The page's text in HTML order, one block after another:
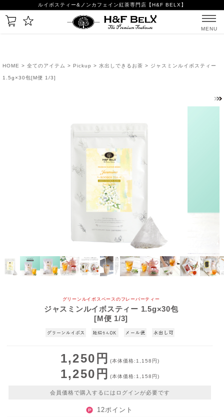
ルイボスティー&ノンカフェイン紅茶専門店【H&F BELX】
MENU
HOME > 全てのアイテム > Pickup > 水出しできるお茶 > ジャスミンルイボスティー
1.5g×30包[M便 1/3]
グリーンルイボスベースのフレーバーティー
ジャスミンルイボスティー 1.5g×30包
[M便 1/3]
1,250円 (本体価格:1,158円)
1,250円 (本体価格:1,158円)
会員価格で購入するにはログインが必要です
12ポイント